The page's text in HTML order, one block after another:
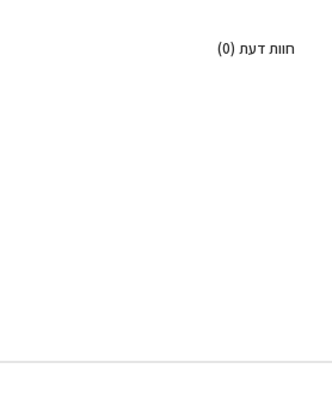
חוות דעת (0)